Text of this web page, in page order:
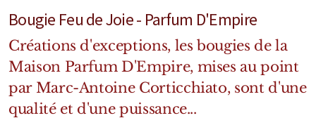
Bougie Feu de Joie - Parfum D'Empire
Créations d'exceptions, les bougies de la
Maison Parfum D'Empire, mises au point
par Marc-Antoine Corticchiato, sont d'une
qualité et d'une puissance...